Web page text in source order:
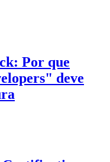
Por que
deve